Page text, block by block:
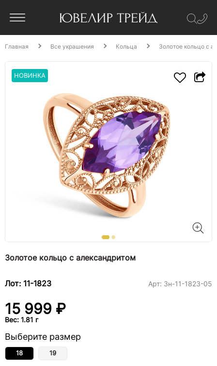
Главная Все украшения Кольца Золотое кольцо с
НОВИНКА
Золотое кольцо с александритом
Лот: 11-1823 Арт: 3н-11-1823-05
15 999 ₽
Вес: 1.81 г
Выберите размер
18 19